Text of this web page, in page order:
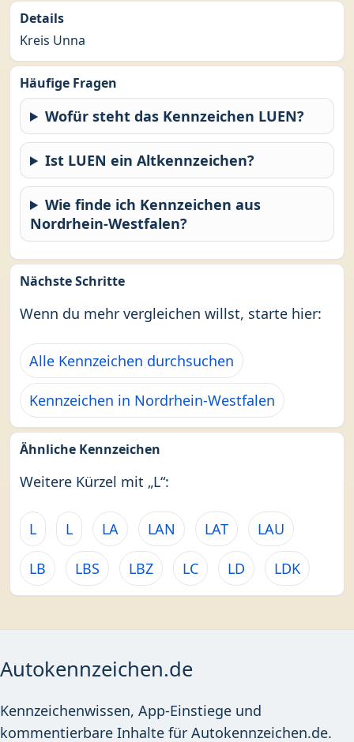
Details
Kreis Unna
Häufige Fragen
Wofür steht das Kennzeichen LUEN?
Ist LUEN ein Altkennzeichen?
Wie finde ich Kennzeichen aus
Nordrhein-Westfalen?
Nächste Schritte
Wenn du mehr vergleichen willst, starte hier:
Alle Kennzeichen durchsuchen
Kennzeichen in Nordrhein-Westfalen
Ähnliche Kennzeichen
Weitere Kürzel mit „L“:
L L LA LAN LAT LAU
LB LBS LBZ LC LD LDK
Autokennzeichen.de
Kennzeichenwissen, App-Einstiege und
kommentierbare Inhalte für Autokennzeichen.de.